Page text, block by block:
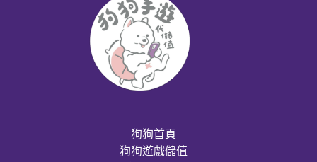
狗狗首頁
狗狗遊戲儲值